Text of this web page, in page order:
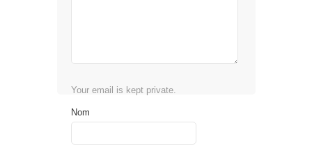
Your email is kept private.
Nom